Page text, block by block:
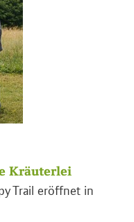
Kräuterlei
Trail eröffnet in